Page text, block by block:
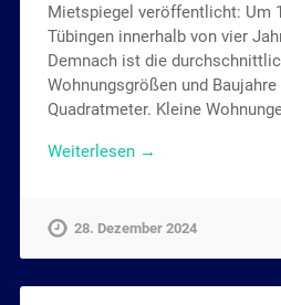
Mietspiegel veröffentlicht: Um
Tübingen innerhalb von vier
Demnach ist die
Wohnungsgrößen und
Quadratmeter. Kleine
Weiterlesen →
28. Dezember 2024